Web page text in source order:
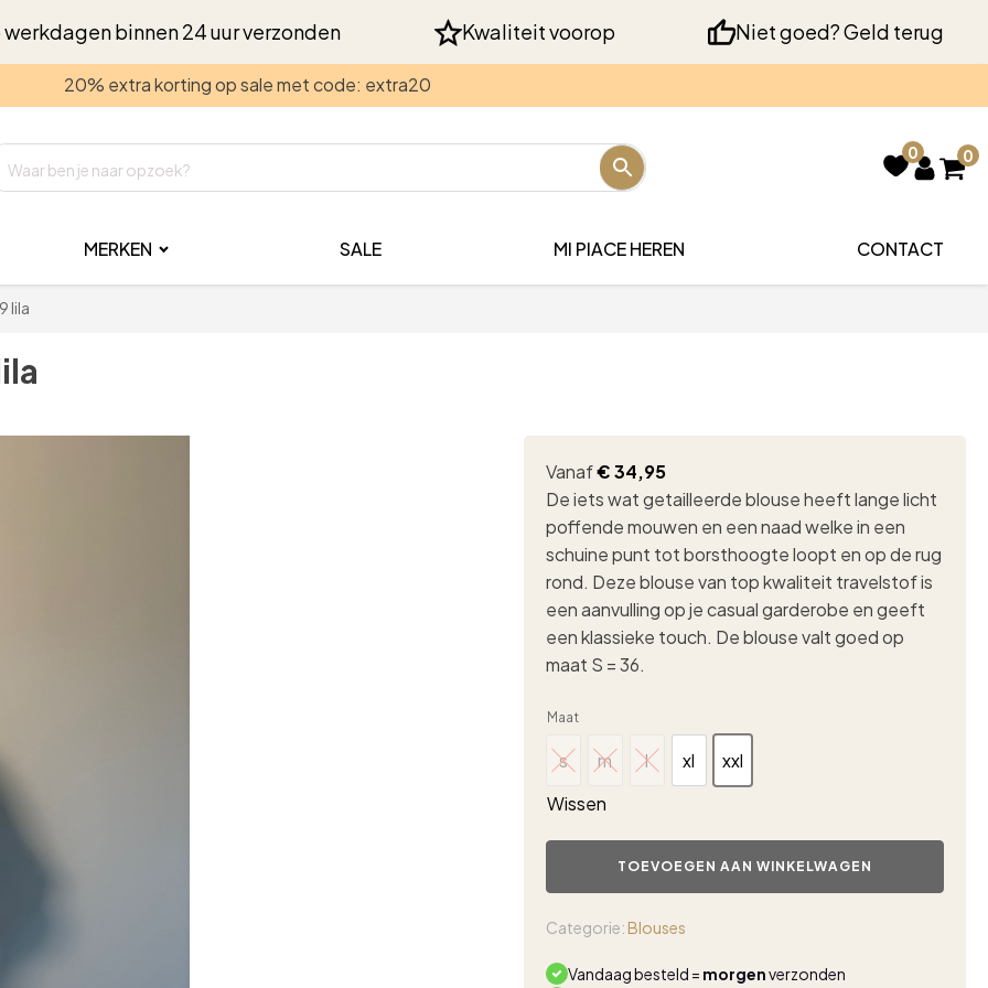
werkdagen binnen 24 uur verzonden Kwaliteit voorop Niet goed? Geld terug
20% extra korting op sale met code: extra20
0 0
MERKEN SALE MI PIACE HEREN CONTACT
lila
Vanaf€34,95
De iets wat getailleerde blouse heeft lange licht
poffende mouwen en een naad welke in een
schuine punt tot borsthoogte loopt en op de rug
rond. Deze blouse van top kwaliteit travelstof is
een aanvulling op je casual garderobe en geeft
een klassieke touch. De blouse valt goed op
maat S = 36.
Maat
s
s
m
m
l
l
xl
xl
xxl
xxl
Wissen
Triple
5919
aantal
TOEVOEGEN AAN WINKELWAGEN
Categorie: Blouses
Vandaag besteld = morgenverzonden